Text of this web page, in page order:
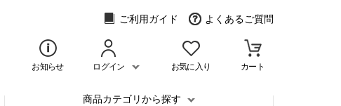
ご利用ガイド よくあるご質問
お知らせ ログイン お気に入り カート
商品カテゴリから探す